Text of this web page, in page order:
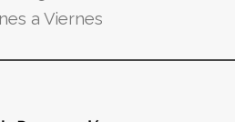
a Viernes